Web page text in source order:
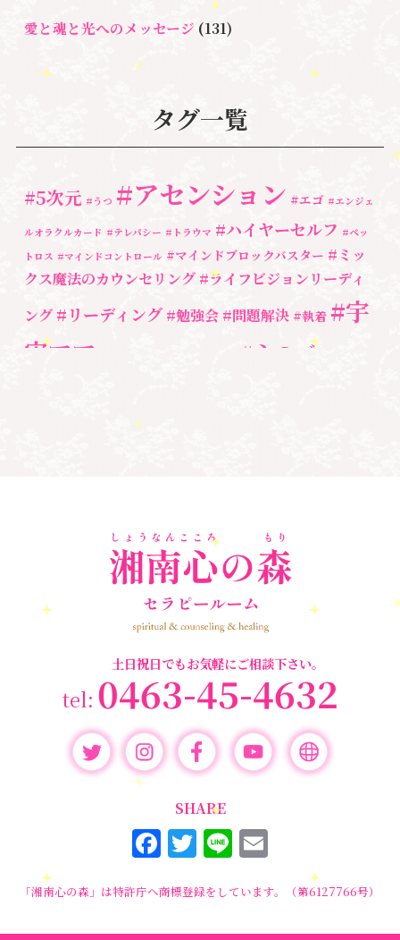
愛と魂と光へのメッセージ (131)
悩み・体験談
(132)
亡くなった方に出会うセッション(ミディアムシッ
個人セッション(65)
養成講座(72)
勉強会・セミナー(55)
セミナー情報(17)
タグ一覧
#5次元 #うつ #アセンション #エゴ #エンジェ
ルオラクルカード #テレパシー #トラウマ #ハイヤーセルフ #ペッ
トロス #マインドコントロール #マインドブロックバスター #ミッ
クス魔法のカウンセリング #ライフビジョンリーディ
ング #リーディング #勉強会 #問題解決 #執着 #宇
宙ママ
#心のブロッ
#自分と向き合う
ックバスター ＃マインドブロックバ
スター養成講座 ＃マタニティーセラピー
＃宇宙ママももこ ＃心のブロック ＃超宇宙教室
土日祝日でもお気軽にご相談下さい。
0463-45-4632
SHARE
F
a
c
e
T
w
it
te
Li
n
e ai
l
「湘南心の森」は特許庁へ商標登録をしています。（第6127766号）